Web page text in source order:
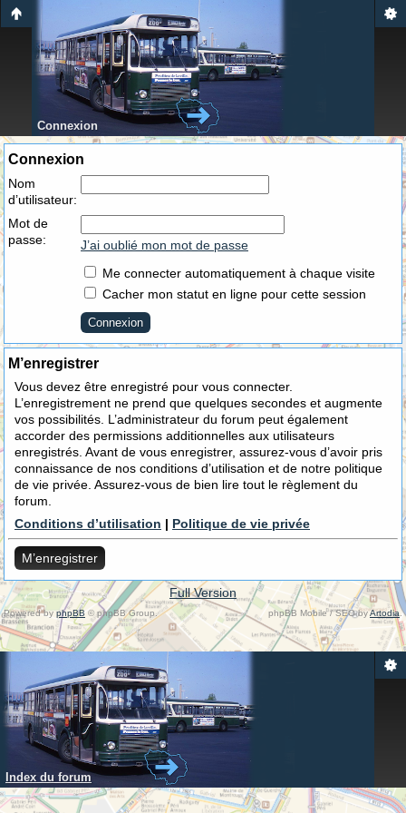
Connexion
Connexion
Nom
d’utilisateur:
Mot de
passe:
J’ai oublié mon mot de passe
Me connecter automatiquement à chaque visite
Cacher mon statut en ligne pour cette session
M’enregistrer
Vous devez être enregistré pour vous connecter.
L’enregistrement ne prend que quelques secondes et augmente
vos possibilités. L’administrateur du forum peut également
accorder des permissions additionnelles aux utilisateurs
enregistrés. Avant de vous enregistrer, assurez-vous d’avoir pris
connaissance de nos conditions d’utilisation et de notre politique
de vie privée. Assurez-vous de bien lire tout le règlement du
forum.
Conditions d’utilisation | Politique de vie privée
M’enregistrer
Full Version
Powered byphpBB © phpBB Group. phpBB Mobile / SEO byArtodia .
Index du forum